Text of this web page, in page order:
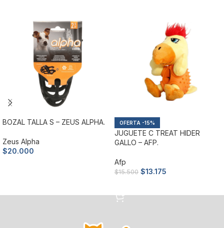
BOZAL TALLA S – ZEUS ALPHA.
Zeus Alpha
$20.000
-15%
JUGUETE C TREAT HIDER
GALLO – AFP.
Afp
$15.500 $13.175